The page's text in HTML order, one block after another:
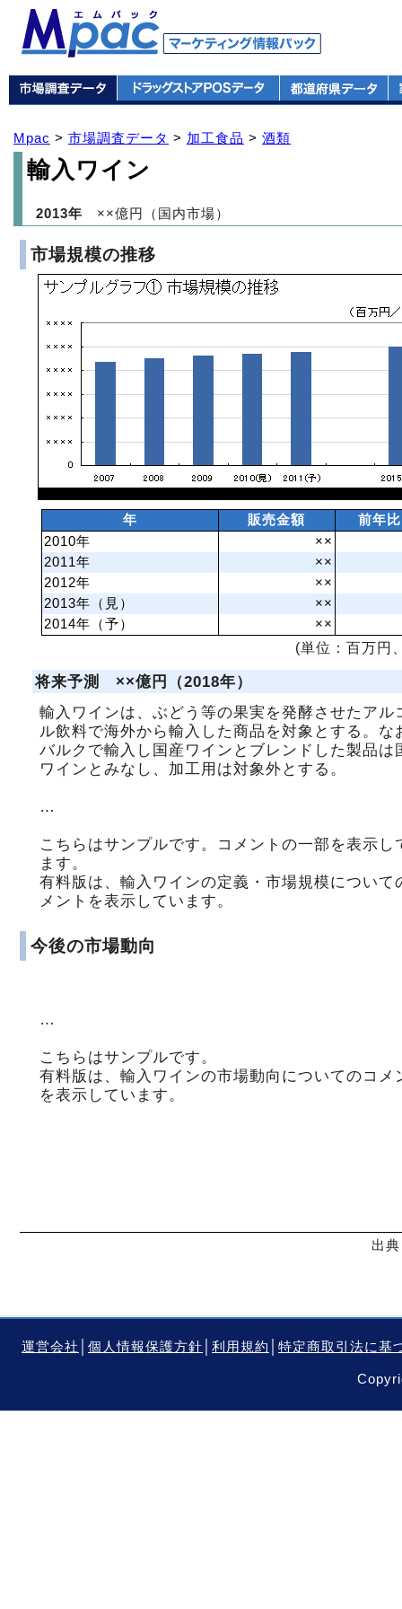
Mpac > 市場調査データ > 加工食品 > 酒類
輸入ワイン
2013年 ××億円（国内市場）
市場規模の推移
年 販売金額
前年比
2010年
××
2011年
××
2012年
××
2013年（見）
××
2014年（予）
××
(単位：百万円
将来予測 ××億円（2018年）
輸入ワインは、ぶどう等の果実を発酵させたアル
ル飲料で海外から輸入した商品を対象とする。な
バルクで輸入し国産ワインとブレンドした製品は
ワインとみなし、加工用は対象外とする。
…
こちらはサンプルです。コメントの一部を表示し
ます。
有料版は、輸入ワインの定義・市場規模について
メントを表示しています。
今後の市場動向
…
こちらはサンプルです。
有料版は、輸入ワインの市場動向についてのコメ
を表示しています。
出
運営会社 個人情報保護方針 利用規約 特定商取引法に基